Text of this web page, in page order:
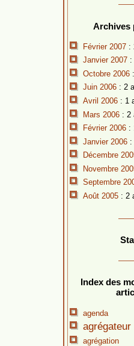
Archives
Février 2007 :
Janvier 2007 :
Octobre 2006
Juin 2006 : 2
Avril 2006 : 1
Mars 2006 : 2
Février 2006 :
Janvier 2006 :
Décembre
Novembre
Septembre
Août 2005 : 2
Index des
agenda
agrégateur
agrégation